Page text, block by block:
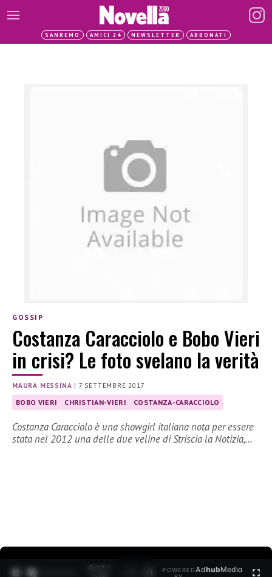
SANREMO AMICI 24 NEWSLETTER ABBONATI
GOSSIP
Costanza Caracciolo e Bobo Vieri
in crisi? Le foto svelano la verità
MAURA MESSINA | 7 SETTEMBRE 2017
BOBO VIERI CHRISTIAN-VIERI COSTANZA-CARACCIOLO
Costanza Caracciolo è una showgirl italiana nota per essere
stata nel 2012 una delle due veline di Striscia la Notizia,…
0:13 /
POWEREDAdhubMedia